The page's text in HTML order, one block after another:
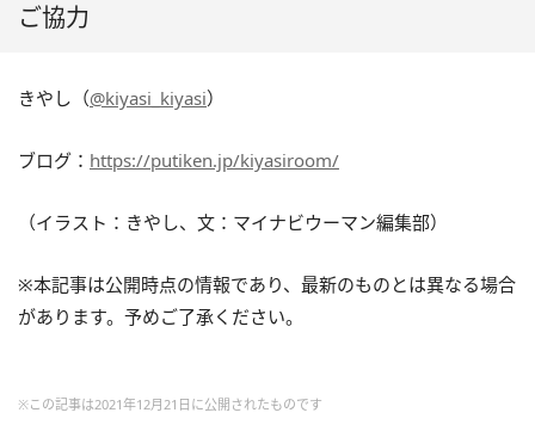
ご協力
きやし（@kiyasi_kiyasi）
ブログ： https://putiken.jp/kiyasiroom/
（イラスト：きやし、文：マイナビウーマン編集部）
※本記事は公開時点の情報であり、最新のものとは異なる場合
があります。予めご了承ください。
※この記事は2021年12月21日に公開されたものです